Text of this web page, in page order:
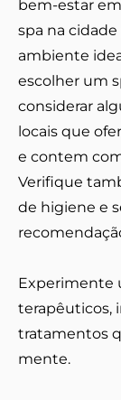
bem-estar
spa na
ambiente
escolher um
considerar
locais que
e contem
Verifique
de higiene e
Experimente
terapêuticos,
tratamentos
mente.